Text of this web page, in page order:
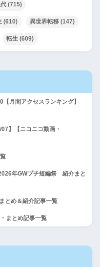
(715)
(610) 異世界転移 (147)
転生 (609)
月間アクセスランキング】
】【ニコニコ動画・
年GWプチ短編祭 紹介まと
とめ＆紹介記事一覧
まとめ記事一覧